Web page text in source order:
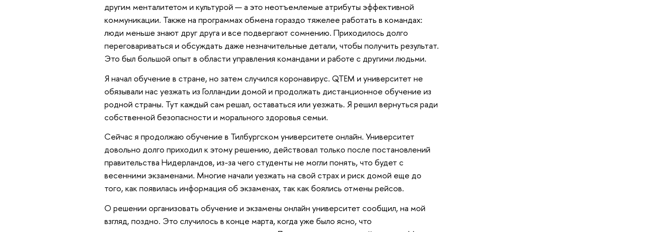
другим менталитетом и культурой — а это неотъемлемые атрибуты эффективной
коммуникации. Также на программах обмена гораздо тяжелее работать в командах:
люди меньше знают друг друга и все подвергают сомнению. Приходилось долго
переговариваться и обсуждать даже незначительные детали, чтобы получить результат.
Это был большой опыт в области управления командами и работе с другими людьми.
Я начал обучение в стране, но затем случился коронавирус. QTEM и университет не
обязывали нас уезжать из Голландии домой и продолжать дистанционное обучение из
родной страны. Тут каждый сам решал, оставаться или уезжать. Я решил вернуться ради
собственной безопасности и морального здоровья семьи.
Сейчас я продолжаю обучение в Тилбургском университете онлайн. Университет
довольно долго приходил к этому решению, действовал только после постановлений
правительства Нидерландов, из-за чего студенты не могли понять, что будет с
весенними экзаменами. Многие начали уезжать на свой страх и риск домой еще до
того, как появилась информация об экзаменах, так как боялись отмены рейсов.
О решении организовать обучение и экзамены онлайн университет сообщил, на мой
взгляд, поздно. Это случилось в конце марта, когда уже было ясно, что